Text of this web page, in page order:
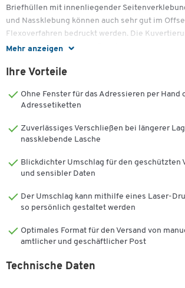
Mehr anzeigen
Briefhüllen mit innenliegender
und Nassklebung können auch sehr gut im
Flexoverfahren bedruckt werden. Die
den Ausführungen ohne Fenster oder mit
von unten platziert.
Weiter Details:
• von Automaten-Herstellern getestete und
• optimaler Kuvertschnitt
• innenliegende Seitenklappen
• Format: über DIN lang, 114 x 229 mm
Ihre Vorteile
Ohne Fenster für das Adressieren per Hand
Adressetiketten
Zuverlässiges Verschließen bei längerer
nassklebende Lasche
Blickdichter Umschlag für den geschützten
und sensibler Daten
Der Umschlag kann mithilfe eines Laser-
so persönlich gestaltet werden
Optimales Format für den Versand von
amtlicher und geschäftlicher Post
Technische Daten